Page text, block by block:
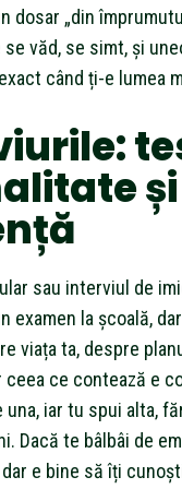
dosar „din
văd, se simt, și
când ți-e lumea
și
sau interviul de
examen la școală,
viața ta, despre
ceea ce contează e
una, iar tu spui alta,
Dacă te bâlbâi de
e bine să îți